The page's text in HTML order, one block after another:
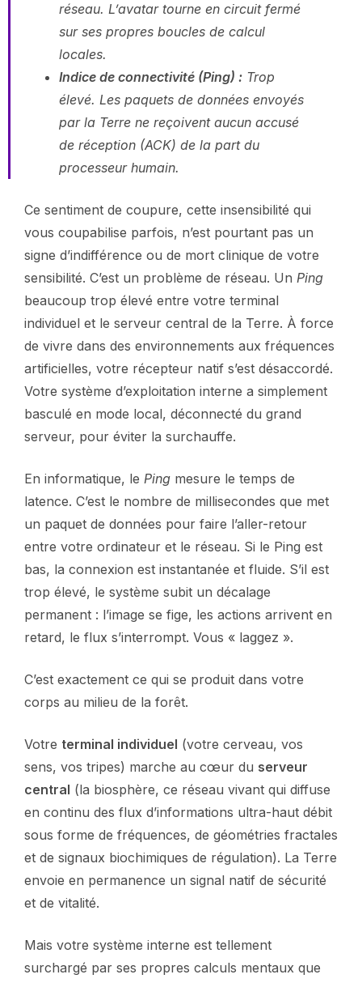
réseau. L’avatar tourne en circuit fermé
sur ses propres boucles de calcul
locales.
Indice de connectivité (Ping) : Trop
élevé. Les paquets de données envoyés
par la Terre ne reçoivent aucun accusé
de réception (ACK) de la part du
processeur humain.
Ce sentiment de coupure, cette insensibilité qui
vous coupabilise parfois, n’est pourtant pas un
signe d’indifférence ou de mort clinique de votre
sensibilité. C’est un problème de réseau. Un Ping
beaucoup trop élevé entre votre terminal
individuel et le serveur central de la Terre. À force
de vivre dans des environnements aux fréquences
artificielles, votre récepteur natif s’est désaccordé.
Votre système d’exploitation interne a simplement
basculé en mode local, déconnecté du grand
serveur, pour éviter la surchauffe.
En informatique, le Ping mesure le temps de
latence. C’est le nombre de millisecondes que met
un paquet de données pour faire l’aller-retour
entre votre ordinateur et le réseau. Si le Ping est
bas, la connexion est instantanée et fluide. S’il est
trop élevé, le système subit un décalage
permanent : l’image se fige, les actions arrivent en
retard, le flux s’interrompt. Vous « laggez ».
C’est exactement ce qui se produit dans votre
corps au milieu de la forêt.
Votre terminal individuel (votre cerveau, vos
sens, vos tripes) marche au cœur du serveur
central (la biosphère, ce réseau vivant qui diffuse
en continu des flux d’informations ultra-haut débit
sous forme de fréquences, de géométries fractales
et de signaux biochimiques de régulation). La Terre
envoie en permanence un signal natif de sécurité
et de vitalité.
Mais votre système interne est tellement
surchargé par ses propres calculs mentaux que